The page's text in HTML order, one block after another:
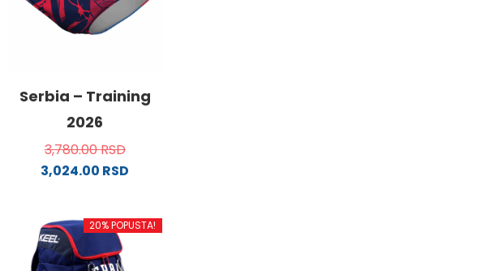
Serbia – Training
2026
3,780.00RSD
3,024.00 RSD
ima
više
20% POPUSTA!